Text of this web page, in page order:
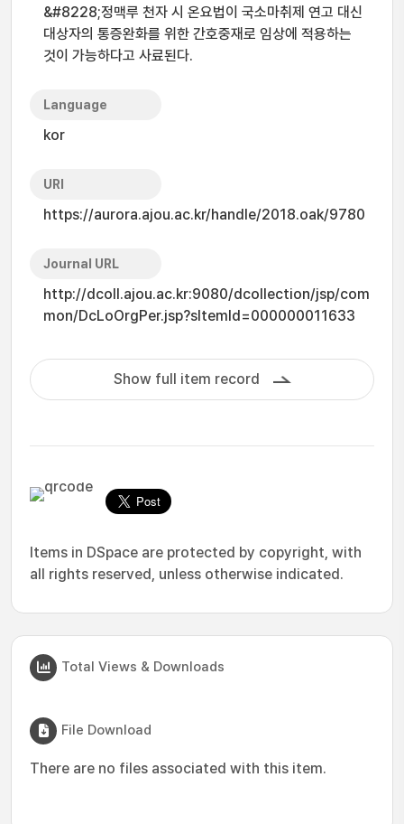
&#8228;정맥루 천자 시 온요법이 국소마취제 연고 대신
대상자의 통증완화를 위한 간호중재로 임상에 적용하는
것이 가능하다고 사료된다.
Language
kor
URI
https://aurora.ajou.ac.kr/handle/2018.oak/9780
Journal URL
http://dcoll.ajou.ac.kr:9080/dcollection/jsp/com
mon/DcLoOrgPer.jsp?sItemId=000000011633
Show full item record
Items in DSpace are protected by copyright, with
all rights reserved, unless otherwise indicated.
Total Views & Downloads
File Download
There are no files associated with this item.